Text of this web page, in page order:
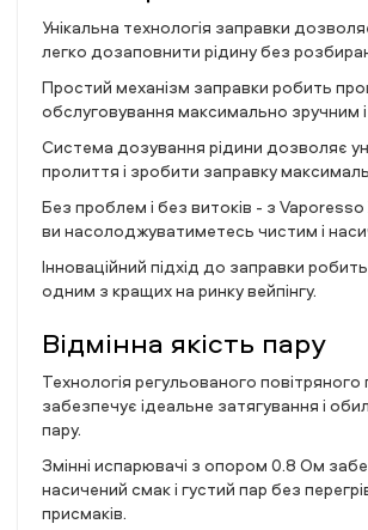
Унікальна технологія заправки
легко дозаповнити рідину без
Простий механізм заправки робить
обслуговування максимально зручним
Система дозування рідини дозволяє
пролиття і зробити заправку
Без проблем і без витоків - з
ви насолоджуватиметесь чистим і
Інноваційний підхід до заправки
одним з кращих на ринку вейпінгу.
Відмінна якість пару
Технологія регульованого повітряного
забезпечує ідеальне затягування і
пару.
Змінні испарювачі з опором 0.8 Ом
насичений смак і густий пар без
присмаків.